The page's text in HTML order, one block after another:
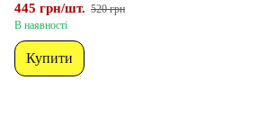
445 грн/шт. 520 грн
В наявності
Купити